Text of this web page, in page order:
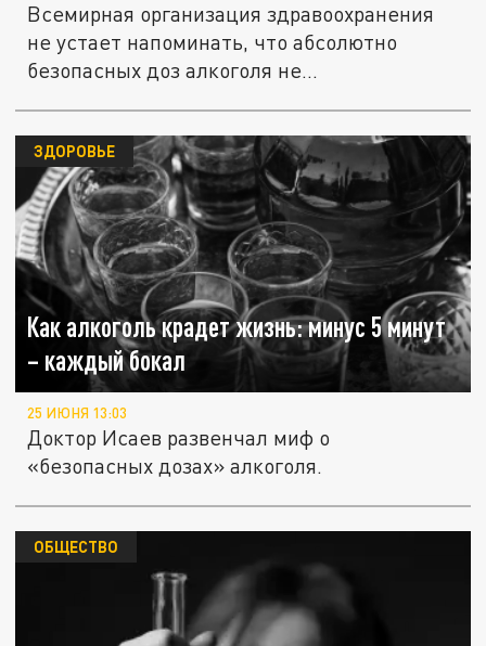
Всемирная организация здравоохранения
не устает напоминать, что абсолютно
безопасных доз алкоголя не...
Как алкоголь крадет жизнь: минус 5 минут
– каждый бокал
ЗДОРОВЬЕ
25 ИЮНЯ 13:03
Доктор Исаев развенчал миф о
«безопасных дозах» алкоголя.
ОБЩЕСТВО